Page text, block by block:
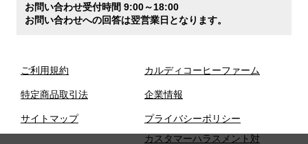
お問い合わせ受付時間 9:00～18:00
お問い合わせへの回答は翌営業日となります。
ご利用規約
特定商品取引法
サイトマップ
カルディコーヒーファーム
企業情報
プライバシーポリシー
カスタマーハラスメント対